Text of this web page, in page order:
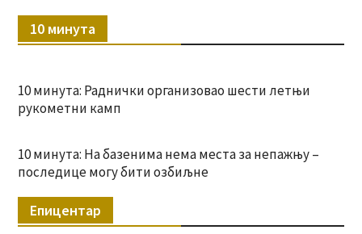
10 минута
10 минута: Раднички организовао шести летњи
рукометни камп
10 минута: На базенима нема места за непажњу –
последице могу бити озбиљне
Епицентар